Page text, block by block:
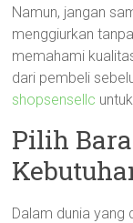
Namun, jangan
menggiurkan
memahami
dari pembeli
shopsensellc
Pilih
Dalam dunia yang